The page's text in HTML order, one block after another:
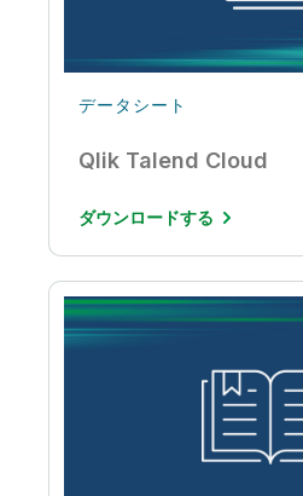
データシート
Qlik Talend Cloud
ダウンロードする